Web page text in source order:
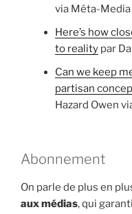
via Méta-Media
Here’s how
to reality par
Can we keep
partisan
Hazard Owen
Abonnement
On parle de plus en
aux médias, qui